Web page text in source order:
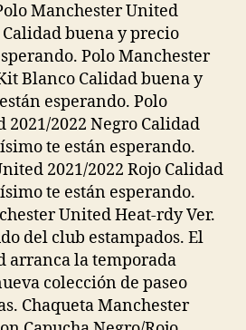
Manchester United
Calidad buena y precio
Polo Manchester
Blanco Calidad buena y
esperando. Polo
2022 Negro Calidad
te están esperando.
2021/2022 Rojo Calidad
te están esperando.
United Heat-rdy Ver.
del club estampados. El
arranca la temporada
colección de paseo
Chaqueta Manchester